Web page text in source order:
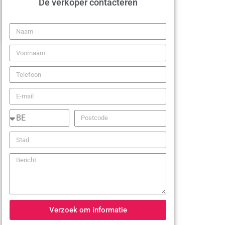
De verkoper contacteren
Verzoek om informatie